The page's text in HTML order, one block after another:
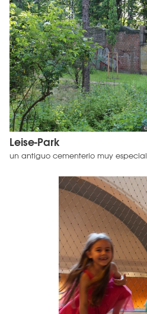
©
Leise-Park
un antiguo cementerio muy especial